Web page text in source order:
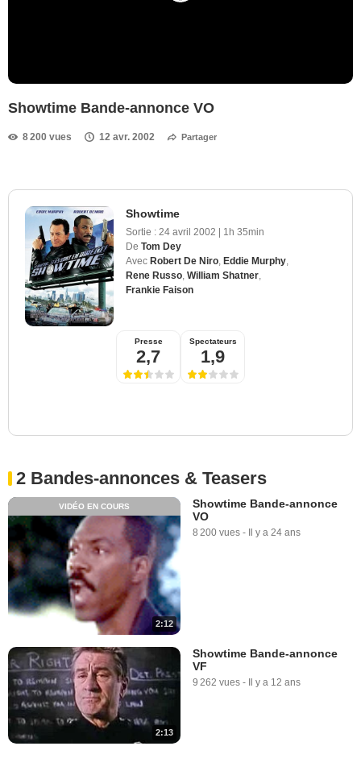
Showtime Bande-annonce VO
8 200 vues 12 avr. 2002 Partager
Showtime
Sortie : 24 avril 2002 | 1h 35min
De Tom Dey
Avec Robert De Niro Eddie Murphy
Rene Russo William Shatner
Frankie Faison
Presse
2,7
Spectateurs
1,9
2 Bandes-annonces & Teasers
2:12
VIDÉO EN COURS
Showtime Bande-annonce
VO
8 200 vues - Il y a 24 ans
2:13
Showtime Bande-annonce
VF
9 262 vues - Il y a 12 ans